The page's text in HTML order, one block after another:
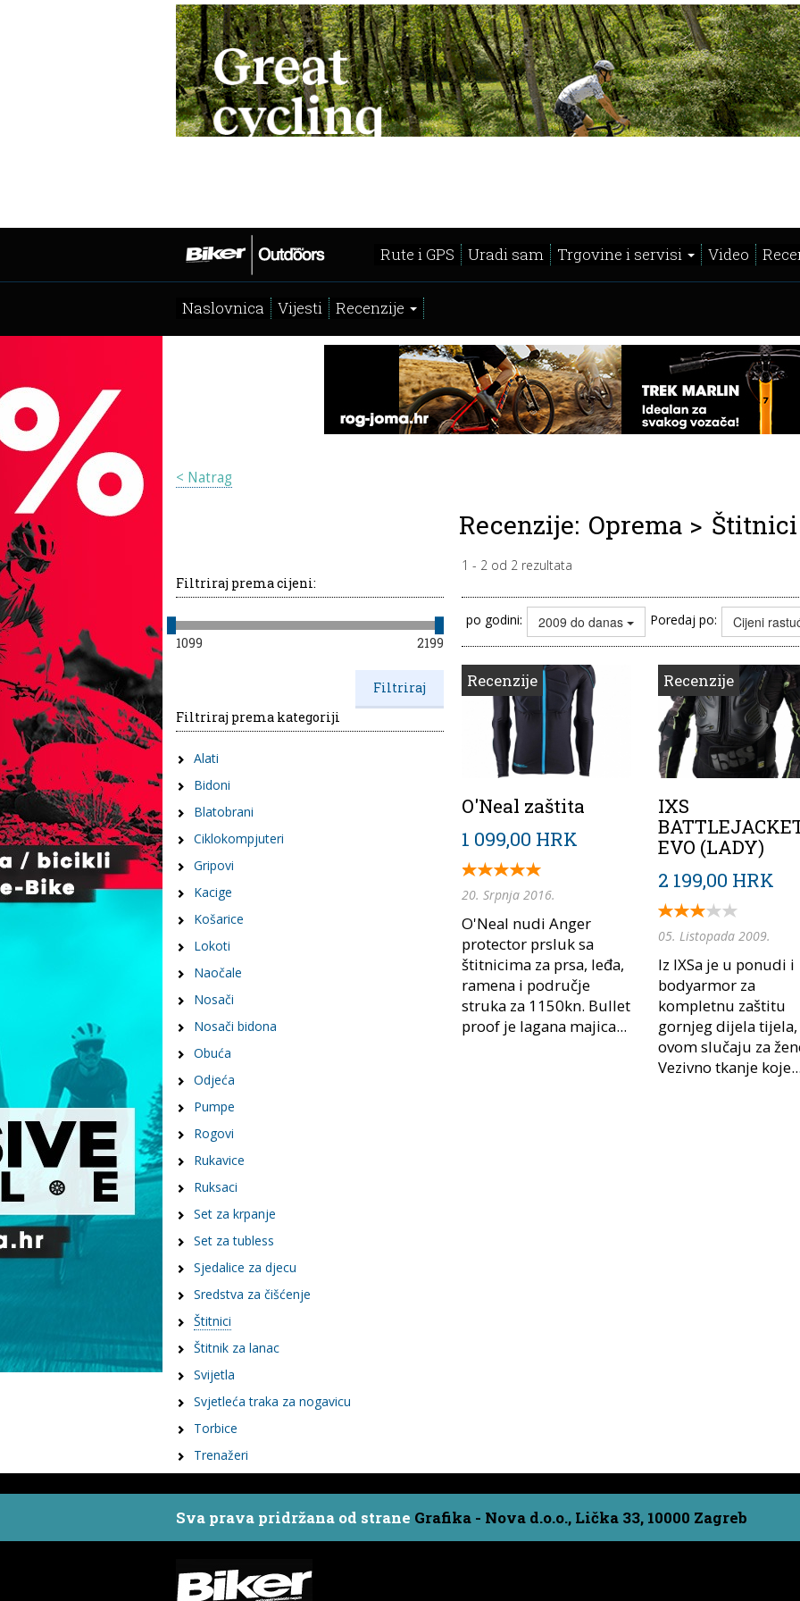
Rute i GPS Uradi sam Trgovine i servisi Video
Naslovnica Vijesti Recenzije
< Natrag
Recenzije: Oprema > Štitnici
1 - 2 od 2 rezultata
Filtriraj prema cijeni:
1099 2199
Filtriraj prema kategoriji
Alati
Bidoni
Blatobrani
Ciklokompjuteri
Gripovi
Kacige
Košarice
Lokoti
Naočale
Nosači
Nosači bidona
Obuća
Odjeća
Pumpe
Rogovi
Rukavice
Ruksaci
Set za krpanje
Set za tubless
Sjedalice za djecu
Sredstva za čišćenje
Štitnici
Štitnik za lanac
Svijetla
Svjetleća traka za nogavicu
Torbice
Trenažeri
po godini: 2009 do danas Poredaj po: Cijeni
Recenzije
O'Neal zaštita
1 099,00 HRK
20. Srpnja 2016.
O'Neal nudi Anger
protector prsluk sa
štitnicima za prsa, leđa,
ramena i područje
struka za 1150kn. Bullet
proof je lagana majica...
Recenzije
IXS
EVO (LADY)
2 199,00 HRK
05. Listopada 2009.
Iz IXSa je u ponudi i
bodyarmor za
kompletnu zaštitu
gornjeg dijela
ovom slučaju za
Vezivno tkanje
Sva prava pridržana od strane Grafika - Nova d.o.o., Lička 33, 10000 Zagreb